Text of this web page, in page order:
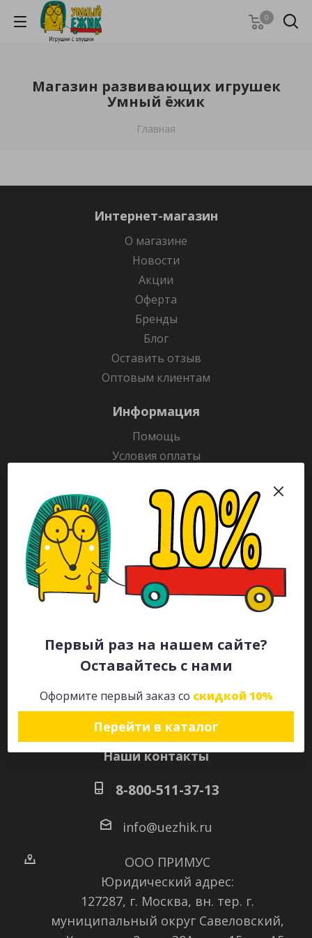
Первый раз на нашем сайте?
Оставайтесь с нами
Оформите первый заказ со скидкой 10%
Перейти в каталог
0
Магазин развивающих игрушек
Умный ёжик
Главная
Интернет-магазин
О магазине
Новости
Акции
Оферта
Бренды
Блог
Оставить отзыв
Оптовым клиентам
Информация
Помощь
Условия оплаты
Гарантия на товар
Раскраски
Рекламодателям
Каталог
Будьте всегда в курсе!
Наши контакты
8-800-511-37-13
info@uezhik.ru
ООО ПРИМУС
Юридический адрес:
127287, г. Москва, вн. тер. г.
муниципальный округ Савеловский,